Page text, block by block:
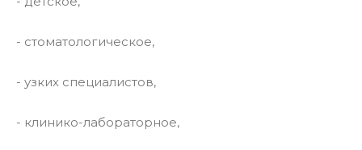
- стоматологическое,
- узких специалистов,
- клинико-лабораторное,